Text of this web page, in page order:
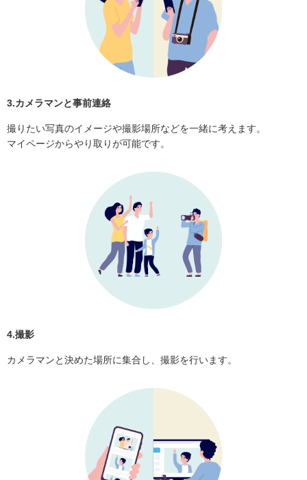
3.カメラマンと事前連絡
撮りたい写真のイメージや撮影場所などを一緒に考えます。
マイページからやり取りが可能です。
4.撮影
カメラマンと決めた場所に集合し、撮影を行います。